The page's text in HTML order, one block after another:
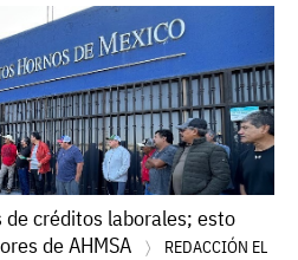
créditos laborales; esto
de AHMSA
REDACCIÓN EL